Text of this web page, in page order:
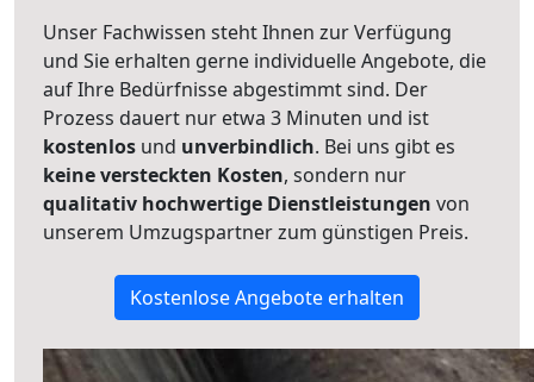
Unser Fachwissen steht Ihnen zur Verfügung
und Sie erhalten gerne individuelle Angebote, die
auf Ihre Bedürfnisse abgestimmt sind. Der
Prozess dauert nur etwa 3 Minuten und ist
kostenlos und unverbindlich. Bei uns gibt es
keine versteckten Kosten, sondern nur
qualitativ hochwertige Dienstleistungen von
unserem Umzugspartner zum günstigen Preis.
Kostenlose Angebote erhalten